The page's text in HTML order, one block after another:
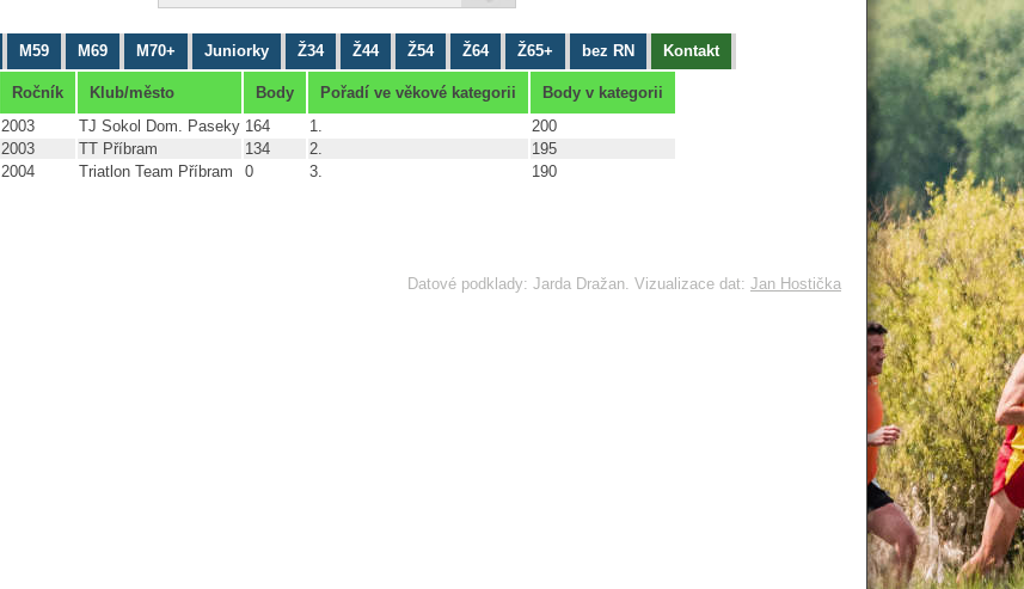
M59 M69 M70+ Juniorky Ž34 Ž44 Ž54 Ž64 Ž65+ bez RN Kontakt
Ročník Klub/město Body Pořadí ve věkové kategorii
Body v kategorii
2003 TJ Sokol Dom. Paseky 164 1.
200
2003 TT Příbram 134 2.
195
2004 Triatlon Team Příbram 0 3. 190
Datové podklady: Jarda Dražan. Vizualizace dat: Jan Hostička